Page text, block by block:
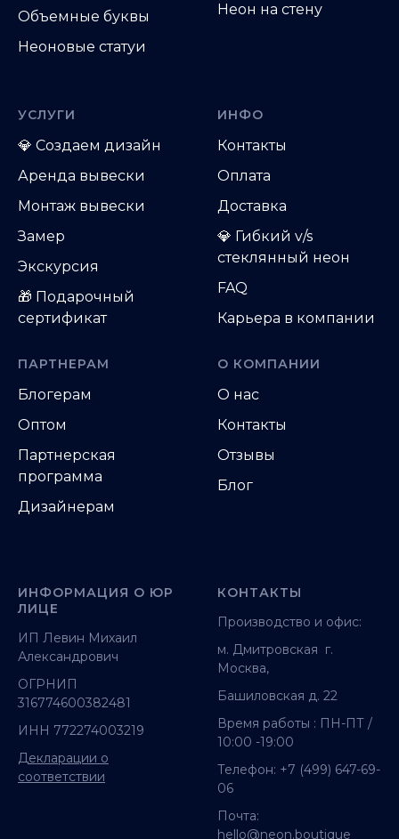
Объемные буквы
Неоновые статуи
Неон на стену
УСЛУГИ
💎 Создаем дизайн
Аренда вывески
Монтаж вывески
Замер
Экскурсия
🎁 Подарочный
сертификат
ИНФО
Контакты
Оплата
Доставка
💎 Гибкий v/s
стеклянный неон
FAQ
Карьера в компании
ПАРТНЕРАМ
Блогерам
Оптом
Партнерская
программа
Дизайнерам
О КОМПАНИИ
О нас
Контакты
Отзывы
Блог
ИНФОРМАЦИЯ О ЮР
ЛИЦЕ
ИП Левин Михаил
Александрович
ОГРНИП
316774600382481
ИНН 772274003219
Декларации о
соответствии
КОНТАКТЫ
Производство и офис:
м. Дмитровская г.
Москва,
Башиловская д. 22
Время работы : ПН-ПТ /
10:00 -19:00
Телефон: +7 (499) 647-69-
06
Почта:
hello@neon.boutique